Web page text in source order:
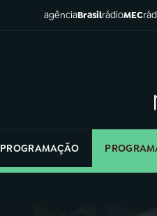
agênciaBrasilrádioMEC
PROGRAMAÇÃO